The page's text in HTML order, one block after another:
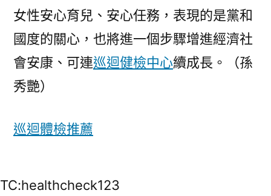
女性安心育兒、安心任務，表現的是黨和
國度的關心，也將進一個步驟增進經濟社
會安康、可連巡迴健檢中心續成長。（孫
秀艷）
巡迴體檢推薦
TC:healthcheck123